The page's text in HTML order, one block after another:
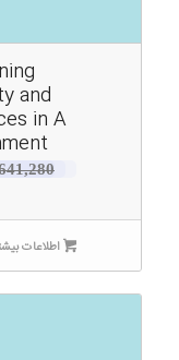
and
in A
اطلاعات